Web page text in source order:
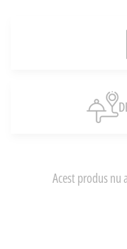
Acest produs